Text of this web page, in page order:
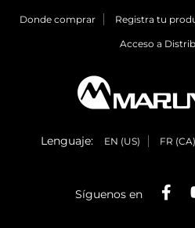
Donde comprar Registra tu
Acceso a
Lenguaje: EN (US) FR (CA)
Síguenos en